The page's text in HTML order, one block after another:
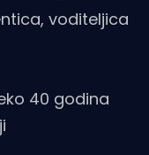
voditeljica
40 godina